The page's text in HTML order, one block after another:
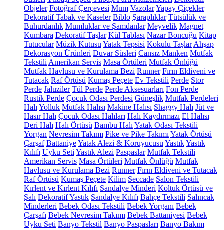
Objeler Fotoğraf Çerçevesi Mum VazolarYapay Çiçekler
Dekoratif Tabak ve Kaseler Biblo Şaraplıklar Tütsülük ve
Buhurdanlık Mumluklar ve Şamdanlar Meyvelik Magnet
Kumbara Dekoratif Taşlar Kül Tablası Nazar Boncuğu Kitap
Tutucular Müzik Kutusu Yatak Tepsisi Kokulu Taşlar Ahşap
Dekorasyon Ürünleri Duvar Süsleri Cansız Manken Mutfak
Tekstili Amerikan Servis Masa Örtüleri Mutfak Önlüğü
Mutfak Havlusu ve Kurulama Bezi Runner Fırın Eldiveni ve
Tutacak Raf Örtüsü Kumaş Peçete Ev Tekstili Perde Stor
Perde Jaluziler Tül Perde Perde Aksesuarları Fon Perde
Rustik Perde Çocuk Odası Perdesi Güneşlik Mutfak Perdeleri
Halı Yolluk Mutfak Halısı Makine Halısı Shaggy Halı Jüt ve
Hasır Halı Çocuk Odası Halıları Halı Kaydırmazı El Halısı
Deri Halı Halı Örtüsü Bambu Halı Yatak Odası Tekstili
Yorgan Nevresim Takımı Pike ve Pike Takımı Yatak Örtüsü
Çarşaf BattaniyeYatak Alezi & Koruyucusu YastıkYastık
Kılıfı Uyku Seti Yastık Alezi Paspaslar Mutfak Tekstili
Amerikan Servis Masa Örtüleri Mutfak Önlüğü Mutfak
Havlusu ve Kurulama Bezi Runner Fırın Eldiveni ve Tutacak
Raf Örtüsü Kumaş Peçete Kilim Seccade Salon Tekstili
Kırlent ve Kırlent Kılıfı Sandalye Minderi Koltuk Örtüsü ve
Şalı Dekoratif Yastık Sandalye Kılıfı Bahçe Tekstili Salıncak
Minderleri Bebek Odası Tekstili Bebek Yorganı Bebek
Çarşafı Bebek Nevresim Takımı Bebek Battaniyesi Bebek
Uyku Seti Banyo Tekstil Banyo Paspasları Banyo Bakım